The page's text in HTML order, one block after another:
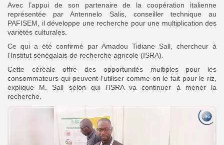
Avec l’appui de son partenaire de la coopération italienne
représentée par Antennelo Salis, conseiller technique au
PAFISEM, il développe une recherche pour une multiplication des
variétés culturales.
Ce qui a été confirmé par Amadou Tidiane Sall, chercheur à
l’Institut sénégalais de recherche agricole (ISRA).
Cette céréale offre des opportunités multiples pour les
consommateurs qui peuvent l’utiliser comme on le fait pour le riz,
explique M. Sall selon qui l’ISRA va continuer à mener la
recherche.